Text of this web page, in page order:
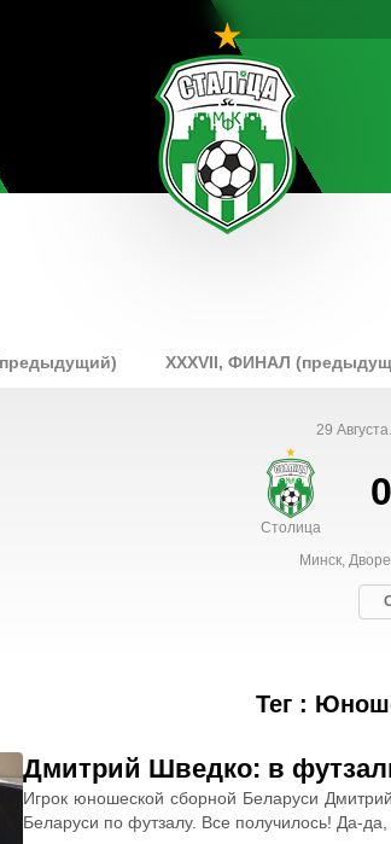
XXXVII, ФИНАЛ
29
Столица
Минск,
Тег :
Дмитрий Шведко: в
Игрок юношеской сборной Беларуси
Беларуси по футзалу. Все получилось! Да-да,